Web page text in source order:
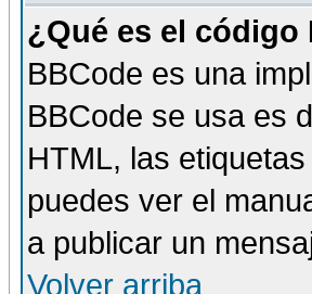
¿Qué es el código
BBCode es una
BBCode se usa es
HTML, las
puedes ver el
a publicar un
Volver arriba